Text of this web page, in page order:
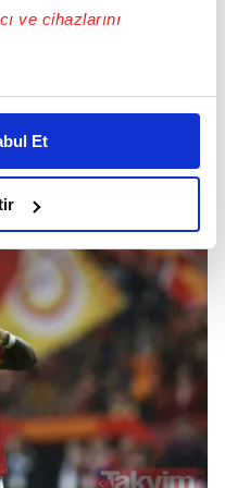
ve cihazlarını
sizlere özel
Bunu yaparken
deneyimi sunmak
sunabilmek adına
ve bu noktada,
noktasında tek gelir
isteriz.
izin vermedikleri
için İnternet
ait çerezler
Et